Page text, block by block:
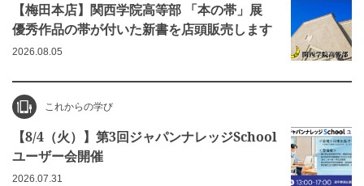
【梅田本店】関西学院高等部 「本の帯」展
優秀作品の帯が付いた新書を店頭販売します
2026.08.05
これからの学び
【8/4（火）】第3回ジャパンナレッジSchool
ユーザー会開催
2026.07.31